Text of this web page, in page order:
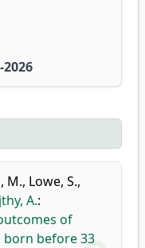
2026
M., Lowe, S.,
A.:
of
before 33